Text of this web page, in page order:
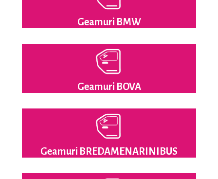
Geamuri BMW
Geamuri BOVA
Geamuri BREDAMENARINIBUS